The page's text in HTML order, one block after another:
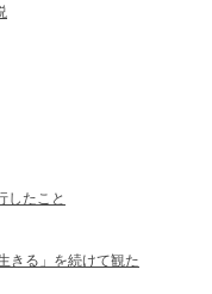
たこと
きる」を続けて観た